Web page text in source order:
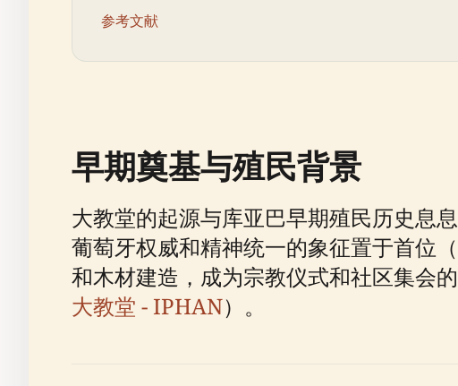
参考文献
早期奠基与殖民背景
大教堂的起源与库亚巴早期殖民历史息
葡萄牙权威和精神统一的象征置于首位（
和木材建造，成为宗教仪式和社区集会
大教堂 - IPHAN）。